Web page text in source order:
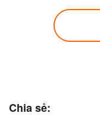
Chia sẻ: